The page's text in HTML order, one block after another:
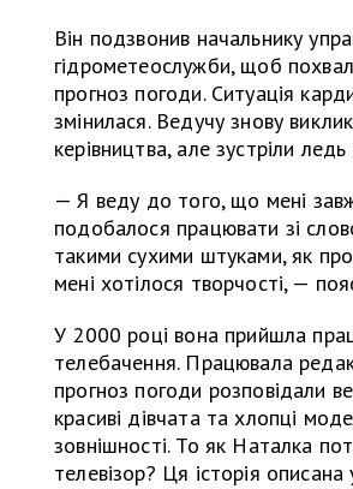
Він подзвонив начальнику
гідрометеослужби, щоб
прогноз погоди. Ситуація
змінилася. Ведучу знову
керівництва, але зустріли
— Я веду до того, що мені
подобалося працювати зі
такими сухими штуками, як
мені хотілося творчості, —
У 2000 році вона прийшла
телебачення. Працювала
прогноз погоди розповідали
красиві дівчата та хлопці
зовнішності. То як Наталка
телевізор? Ця історія описана